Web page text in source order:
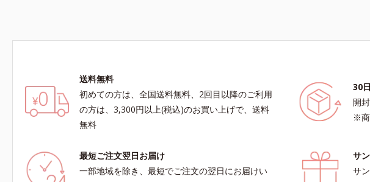
送料無料
初めての方は、全国送料無料、2回目以降のご利用
の方は、3,300円以上(税込)のお買い上げで、送料
無料
30
開
※商
最短ご注文翌日お届け
一部地域を除き、最短でご注文の翌日にお届けい
サ
サ